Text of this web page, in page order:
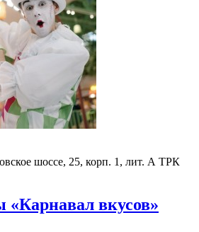
шоссе, 25, корп. 1, лит. А ТРК
«Карнавал вкусов»